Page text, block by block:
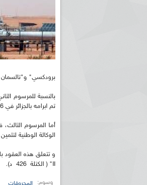
برودكسي" و"تالسمان
تم ابرامه بالجزائر في 6 اكتوبر 2019 بين الوكالة الوطنية لتثمين موارد المحروقات (ألنفط) و سوناطراك.
الوكالة الوطنية
II" ( الكتلة 426 د).
وسوم: المحروقات